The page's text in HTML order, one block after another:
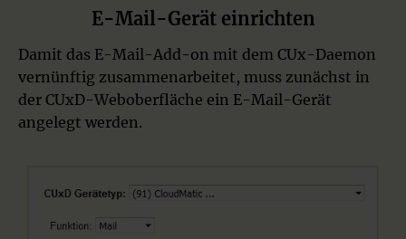
E-Mail-Gerät einrichten
Damit das E-Mail-Add-on mit dem CUx-Daemon
vernünftig zusammenarbeitet, muss zunächst in
der CUxD-Weboberfläche ein E-Mail-Gerät
angelegt werden.